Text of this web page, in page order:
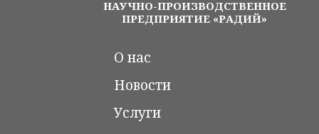
НАУЧНО-ПРОИЗВОДСТВЕННОЕ
ПРЕДПРИЯТИЕ «РАДИЙ»
О нас
Новости
Услуги